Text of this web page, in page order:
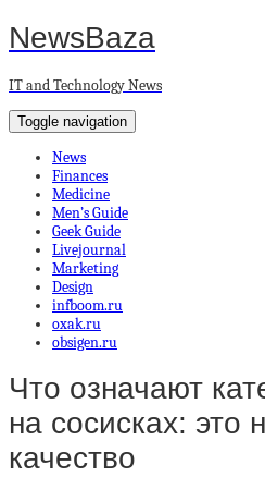
NewsBaza
IT and Technology News
Toggle navigation
News
Finances
Medicine
Men’s Guide
Geek Guide
Livejournal
Marketing
Design
infboom.ru
oxak.ru
obsigen.ru
Что означают
на сосисках: это
качество